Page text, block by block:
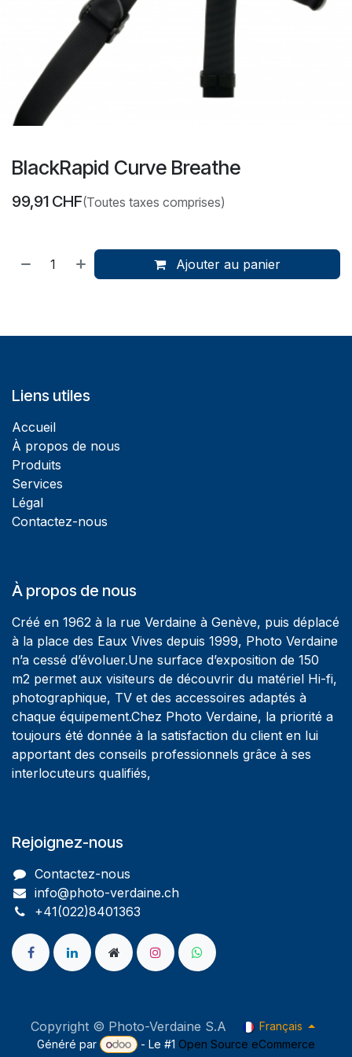
BlackRapid Curve Breathe
99,91 CHF(Toutes taxes comprises)
Ajouter au panier
Liens utiles
Accueil
À propos de nous
Produits
Services
Légal
Contactez-nous
À propos de nous
Créé en 1962 à la rue Verdaine à Genève, puis déplacé
à la place des Eaux Vives depuis 1999, Photo Verdaine
n’a cessé d’évoluer.Une surface d’exposition de 150
m2 permet aux visiteurs de découvrir du matériel Hi-fi,
photographique, TV et des accessoires adaptés à
chaque équipement.Chez Photo Verdaine, la priorité a
toujours été donnée à la satisfaction du client en lui
apportant des conseils professionnels grâce à ses
interlocuteurs qualifiés,
Rejoignez-nous
Contactez-nous
info@photo-verdaine.ch​
​​+41(022)8401363
Copyright © Photo-Verdaine S.A
Français
Généré par
- Le #1 Open Source eCommerce